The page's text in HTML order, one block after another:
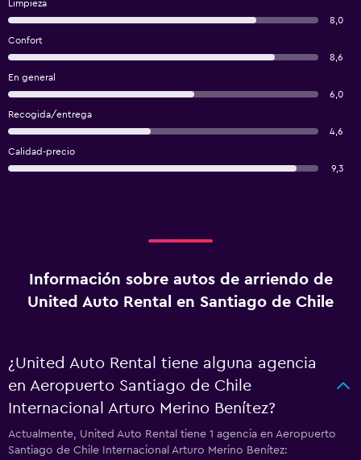
Limpieza
8,0
Confort
8,6
En general
6,0
Recogida/entrega
4,6
Calidad-precio
9,3
Información sobre autos de arriendo de
United Auto Rental en Santiago de Chile
¿United Auto Rental tiene alguna agencia
en Aeropuerto Santiago de Chile
Internacional Arturo Merino Benítez?
Actualmente, United Auto Rental tiene 1 agencia en Aeropuerto
Santiago de Chile Internacional Arturo Merino Benítez: